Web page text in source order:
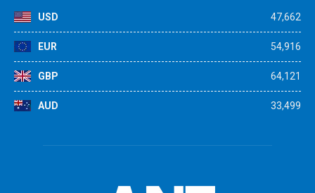
USD 47,662
EUR 54,916
GBP 64,121
AUD 33,499